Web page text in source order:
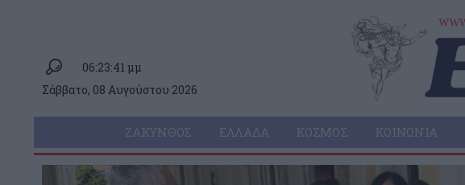
06:23:41 μμ
Σάββατο, 08 Αυγούστου 2026
ΖΆΚΥΝΘΟΣ ΕΛΛΆΔΑ ΚΌΣΜΟΣ ΚΟΙΝΩΝΊΑ